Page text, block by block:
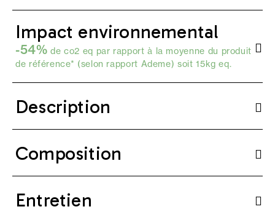
Impact environnemental
-54% de co2 eq par rapport à la moyenne du produit
de référence* (selon rapport Ademe) soit 15kg eq.
Description
Composition
Entretien